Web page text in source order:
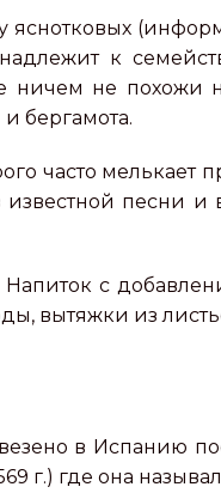
к
не похожи
бергамота.
часто
песни
с
вытяжки из
в Испанию
г.) где она